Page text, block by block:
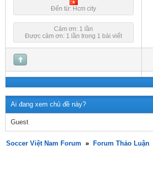
Đến từ: Hcm city
Cảm ơn: 1 lần
Được cảm ơn: 1 lần trong 1 bài viết
Ai đang xem chủ đề này?
Guest
Soccer Việt Nam Forum » Forum Thảo Luận